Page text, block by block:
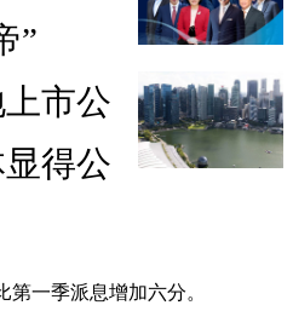
”
市公
得公
一季派息增加六分。